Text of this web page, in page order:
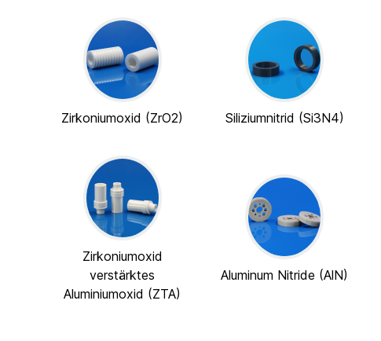
Zirkoniumoxid (ZrO2) Siliziumnitrid (Si3N4)
Zirkoniumoxid
verstärktes
Aluminiumoxid (ZTA)
Aluminum Nitride (AlN)